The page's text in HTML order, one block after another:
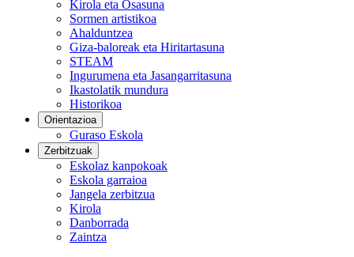
Kirola eta Osasuna
Sormen artistikoa
Ahalduntzea
Giza-baloreak eta Hiritartasuna
STEAM
Ingurumena eta Jasangarritasuna
Ikastolatik mundura
Historikoa
Orientazioa
Guraso Eskola
Zerbitzuak
Eskolaz kanpokoak
Eskola garraioa
Jangela zerbitzua
Kirola
Danborrada
Zaintza